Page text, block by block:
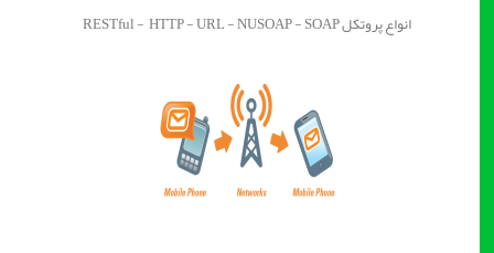
انواع پروتکل RESTful - HTTP - URL - NUSOAP - SOAP